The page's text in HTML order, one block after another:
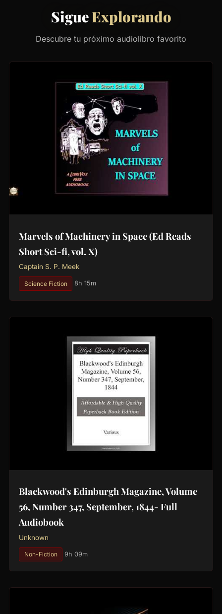
SigueExplorando
Descubre tu próximo audiolibro favorito
Marvels of Machinery in Space (Ed Reads
Short Sci-fi, vol. X)
Captain S. P. Meek
Science Fiction 8h 15m
Blackwood's Edinburgh Magazine, Volume
56, Number 347, September, 1844- Full
Audiobook
Unknown
Non-Fiction 9h 09m